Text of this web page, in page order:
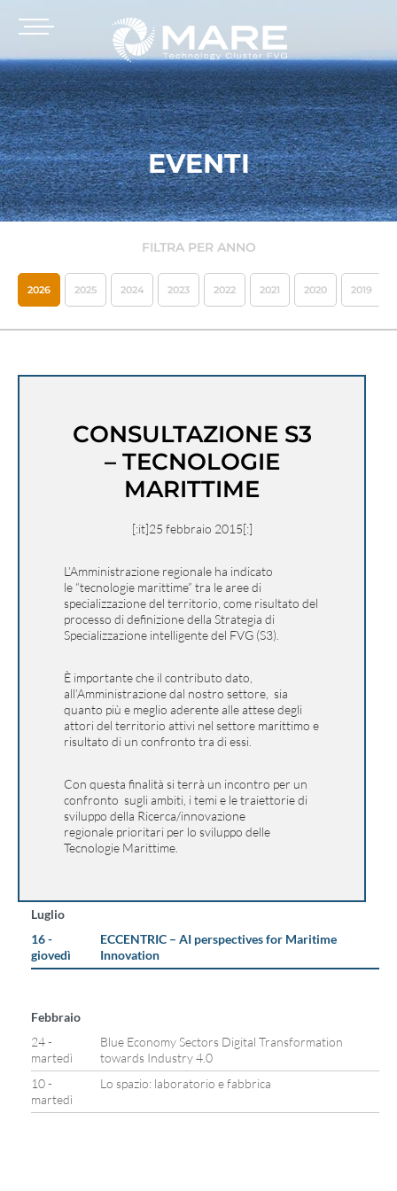
EVENTI
FILTRA PER ANNO
2026 2025 2024 2023 2022 2021 2020 2019
CONSULTAZIONE S3
– TECNOLOGIE
MARITTIME
[:it]25 febbraio 2015[:]
L’Amministrazione regionale ha indicato
le “tecnologie marittime” tra le aree di
specializzazione del territorio, come risultato del
processo di definizione della Strategia di
Specializzazione intelligente del FVG (S3).
È importante che il contributo dato,
all’Amministrazione dal nostro settore, sia
quanto più e meglio aderente alle attese degli
attori del territorio attivi nel settore marittimo e
risultato di un confronto tra di essi.
Con questa finalità si terrà un incontro per un
confronto sugli ambiti, i temi e le traiettorie di
sviluppo della Ricerca/innovazione
regionale prioritari per lo sviluppo delle
Tecnologie Marittime.
Luglio
16 -
giovedì
ECCENTRIC – AI perspectives for Maritime
Innovation
Febbraio
24 -
martedì
Blue Economy Sectors Digital Transformation
towards Industry 4.0
10 -
martedì
Lo spazio: laboratorio e fabbrica